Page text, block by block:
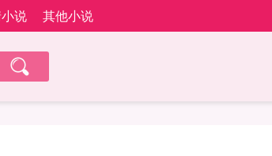
说 其他小说